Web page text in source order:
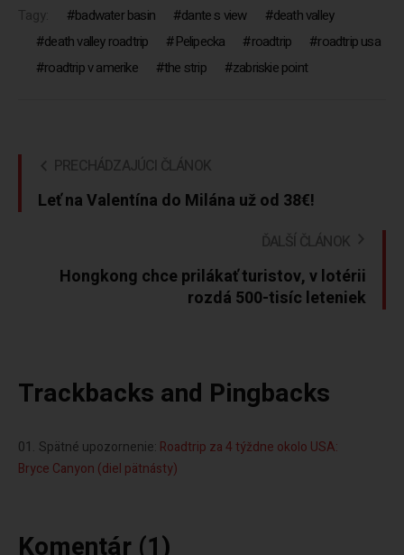
Tagy: badwater basin dante s view
death valley
death valley roadtrip
Pelipecka roadtrip
roadtrip usa
roadtrip v amerike
the strip zabriskie point
PRECHÁDZAJÚCI ČLÁNOK
Leť na Valentína do Milána už od 38€!
ĎALŠÍ ČLÁNOK
Hongkong chce prilákať turistov, v lotérii
rozdá 500-tisíc leteniek
Trackbacks and Pingbacks
Spätné upozornenie: Roadtrip za 4 týždne okolo USA:
Bryce Canyon (diel pätnásty)
Komentár (1)